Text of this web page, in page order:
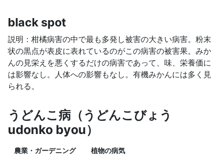
black spot
説明：柑橘病害の中で最も多発し被害の大きい病害。粉末
状の黒点が表皮に表れているのがこの病害の被害果。みか
んの見栄えを悪くするだけの病害であって、味、栄養価に
は影響なし。人体への影響もなし。有機みかんには多く見
られる。
うどんこ病（うどんこびょう
udonko byou）
農業・ガーデニング 植物の病気